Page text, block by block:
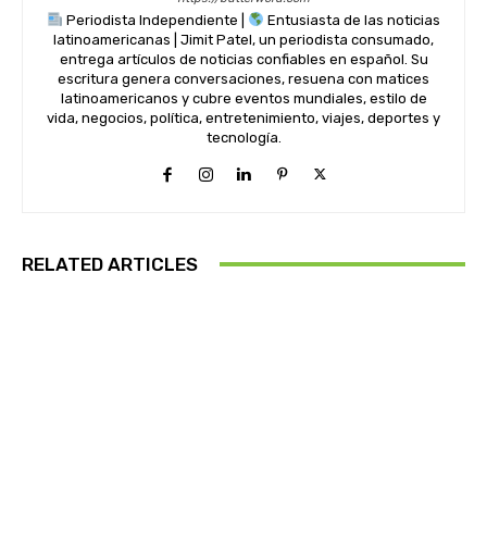
Periodista Independiente |
Entusiasta de las noticias
latinoamericanas | Jimit Patel, un periodista consumado,
entrega artículos de noticias confiables en español. Su
escritura genera conversaciones, resuena con matices
latinoamericanos y cubre eventos mundiales, estilo de
vida, negocios, política, entretenimiento, viajes, deportes y
tecnología.
RELATED ARTICLES